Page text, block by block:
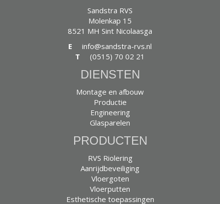
Sandstra RVS
Molenkap 15
8521 MH Sint Nicolaasga
E info@sandstra-rvs.nl
T (0515) 70 02 21
DIENSTEN
Montage en afbouw
Productie
Engineering
Glasparelen
PRODUCTEN
RVS Riolering
Aanrijdbeveiliging
Vloergoten
Vloerputten
Esthetische toepassingen